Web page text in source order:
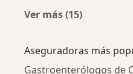
Ver más (15)
Aseguradoras más
Gastroenterólogos de